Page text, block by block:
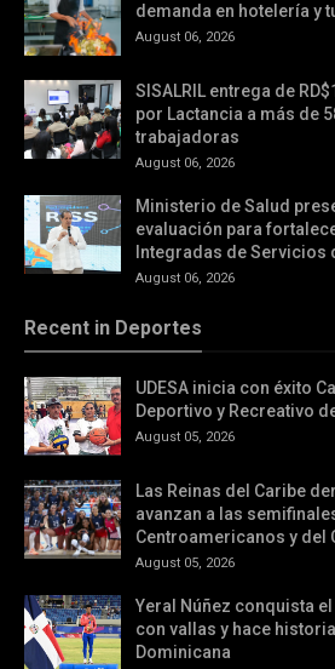
demanda en hotelería y
August 06, 2026
SISALRIL entrega de
por Lactancia a más de
trabajadoras
August 06, 2026
Ministerio de Salud
evaluación para
Integradas de Servicios
August 06, 2026
Recent in Deportes
UDESA inicia con éxito
Deportivo y Recreativo
August 05, 2026
Las Reinas del Caribe
avanzan a las
Centroamericanos y del
August 05, 2026
Yeral Núñez conquista
con vallas y hace
Dominicana